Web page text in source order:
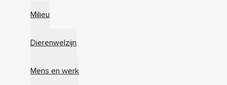
Milieu
Dierenwelzijn
Mens en werk